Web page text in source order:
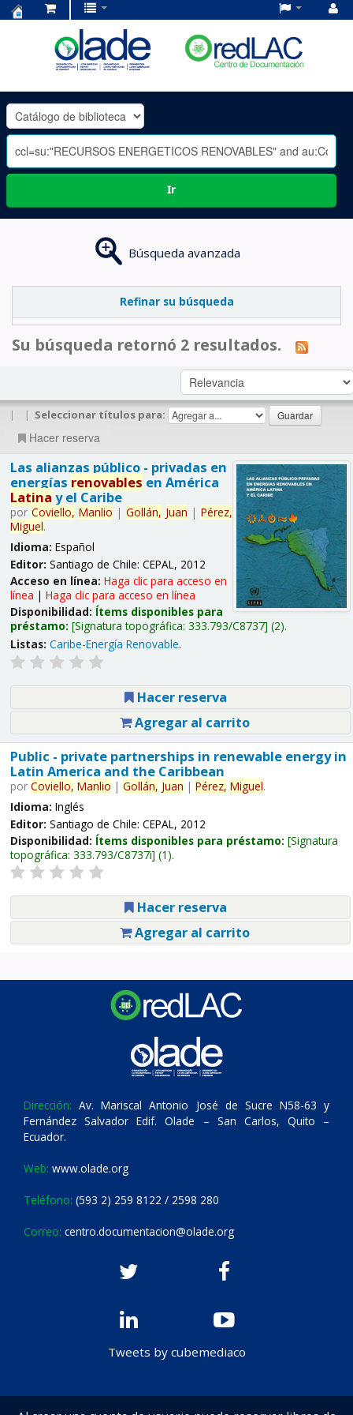
OLADE
-
Ir
Búsqueda avanzada
Refinar su búsqueda
Su búsqueda retornó 2 resultados.
| | Seleccionar títulos para:
Hacer reserva
Las alianzas público - privadas en
energías renovables en América
Latina y el Caribe
por Coviello, Manlio | Gollán, Juan | Pérez,
Miguel.
Idioma: Español
Editor: Santiago de Chile: CEPAL, 2012
Acceso en línea: Haga clic para acceso en
línea | Haga clic para acceso en línea
Disponibilidad: Ítems disponibles para
préstamo: Signatura topográfica: 333.793/C8737 (2).
Listas: Caribe-Energía Renovable.
Hacer reserva
Agregar al carrito
Public - private partnerships in renewable energy in
Latin America and the Caribbean
por Coviello, Manlio | Gollán, Juan | Pérez, Miguel.
Idioma: Inglés
Editor: Santiago de Chile: CEPAL, 2012
Disponibilidad: Ítems disponibles para préstamo: Signatura
topográfica: 333.793/C8737i (1).
Hacer reserva
Agregar al carrito
Dirección: Av. Mariscal Antonio José de Sucre N58-63 y
Fernández Salvador Edif. Olade – San Carlos, Quito –
Ecuador.
Web: www.olade.org
Teléfono: (593 2) 259 8122 / 2598 280
Correo: centro.documentacion@olade.org
Tweets by cubemediaco